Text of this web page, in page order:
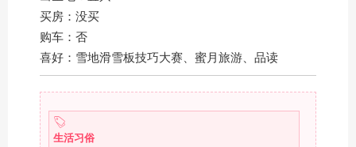
买房：没买
购车：否
喜好：雪地滑雪板技巧大赛、蜜月旅游、品读
生活习俗